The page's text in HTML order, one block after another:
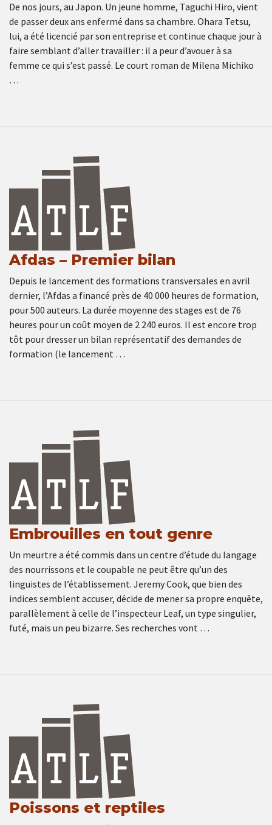
De nos jours, au Japon. Un jeune homme, Taguchi Hiro, vient
de passer deux ans enfermé dans sa chambre. Ohara Tetsu,
lui, a été licencié par son entreprise et continue chaque jour à
faire semblant d’aller travailler : il a peur d’avouer à sa
femme ce qui s’est passé. Le court roman de Milena Michiko
…
Afdas – Premier bilan
Depuis le lancement des formations transversales en avril
dernier, l’Afdas a financé près de 40 000 heures de formation,
pour 500 auteurs. La durée moyenne des stages est de 76
heures pour un coût moyen de 2 240 euros. Il est encore trop
tôt pour dresser un bilan représentatif des demandes de
formation (le lancement …
Embrouilles en tout genre
Un meurtre a été commis dans un centre d’étude du langage
des nourrissons et le coupable ne peut être qu’un des
linguistes de l’établissement. Jeremy Cook, que bien des
indices semblent accuser, décide de mener sa propre enquête,
parallèlement à celle de l’inspecteur Leaf, un type singulier,
futé, mais un peu bizarre. Ses recherches vont …
Poissons et reptiles